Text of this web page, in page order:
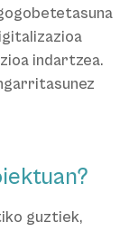
indartzea.
guztiek,